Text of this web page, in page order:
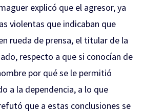
explicó que el agresor, ya
violentas que indicaban que
rueda de prensa, el titular de la
respecto a que si conocían de
por qué se le permitió
a la dependencia, a lo que
que a estas conclusiones se